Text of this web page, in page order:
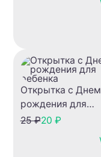
Открытка с Днем
рождения для
ребенка
25 ₽20 ₽